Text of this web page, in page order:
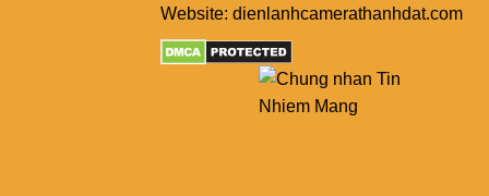
Website: dienlanhcamerathanhdat.com